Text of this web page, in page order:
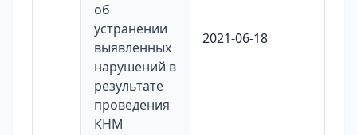
об
устранении
выявленных
нарушений в
результате
проведения
КНМ
2021-06-18